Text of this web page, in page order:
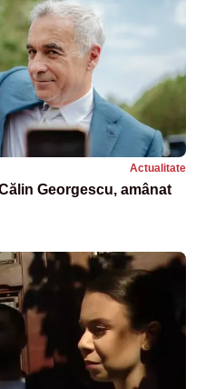
Actualitate
Georgescu, amânat